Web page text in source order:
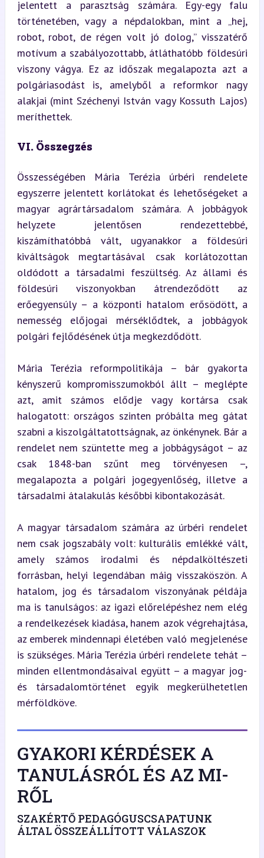
jelentett a parasztság számára. Egy-egy falu
történetében, vagy a népdalokban, mint a „hej,
robot, robot, de régen volt jó dolog,” visszatérő
motívum a szabályozottabb, átláthatóbb földesúri
viszony vágya. Ez az időszak megalapozta azt a
polgáriasodást is, amelyből a reformkor nagy
alakjai (mint Széchenyi István vagy Kossuth Lajos)
meríthettek.
VI. Összegzés
Összességében Mária Terézia úrbéri rendelete
egyszerre jelentett korlátokat és lehetőségeket a
magyar agrártársadalom számára. A jobbágyok
helyzete jelentősen rendezettebbé,
kiszámíthatóbbá vált, ugyanakkor a földesúri
kiváltságok megtartásával csak korlátozottan
oldódott a társadalmi feszültség. Az állami és
földesúri viszonyokban átrendeződött az
erőegyensúly – a központi hatalom erősödött, a
nemesség előjogai mérséklődtek, a jobbágyok
polgári fejlődésének útja megkezdődött.
Mária Terézia reformpolitikája – bár gyakorta
kényszerű kompromisszumokból állt – meglépte
azt, amit számos elődje vagy kortársa csak
halogatott: országos szinten próbálta meg gátat
szabni a kiszolgáltatottságnak, az önkénynek. Bár a
rendelet nem szüntette meg a jobbágyságot – az
csak 1848-ban szűnt meg törvényesen –,
megalapozta a polgári jogegyenlőség, illetve a
társadalmi átalakulás későbbi kibontakozását.
A magyar társadalom számára az úrbéri rendelet
nem csak jogszabály volt: kulturális emlékké vált,
amely számos irodalmi és népdalköltészeti
forrásban, helyi legendában máig visszaköszön. A
hatalom, jog és társadalom viszonyának példája
ma is tanulságos: az igazi előrelépéshez nem elég
a rendelkezések kiadása, hanem azok végrehajtása,
az emberek mindennapi életében való megjelenése
is szükséges. Mária Terézia úrbéri rendelete tehát –
minden ellentmondásaival együtt – a magyar jog-
és társadalomtörténet egyik megkerülhetetlen
mérföldköve.
GYAKORI KÉRDÉSEK A
TANULÁSRÓL ÉS AZ MI-
RŐL
SZAKÉRTŐ PEDAGÓGUSCSAPATUNK
ÁLTAL ÖSSZEÁLLÍTOTT VÁLASZOK